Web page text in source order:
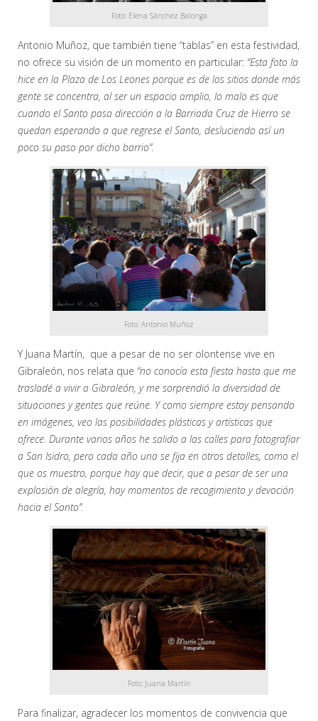
Foto: Elena Sánchez Balonga
Antonio Muñoz, que también tiene “tablas” en esta festividad,
no ofrece su visión de un momento en particular: “Esta foto la
hice en la Plaza de Los Leones porque es de los sitios donde más
gente se concentra, al ser un espacio amplio, lo malo es que
cuando el Santo pasa dirección a la Barriada Cruz de Hierro se
quedan esperando a que regrese el Santo, desluciendo así un
poco su paso por dicho barrio”.
Foto: Antonio Muñoz
Y Juana Martín, que a pesar de no ser olontense vive en
Gibraleón, nos relata que “no conocía esta fiesta hasta que me
trasladé a vivir a Gibraleón, y me sorprendió la diversidad de
situaciones y gentes que reúne. Y como siempre estoy pensando
en imágenes, veo las posibilidades plásticas y artísticas que
ofrece. Durante varios años he salido a las calles para fotografiar
a San Isidro, pero cada año una se fija en otros detalles, como el
que os muestro, porque hay que decir, que a pesar de ser una
explosión de alegría, hay momentos de recogimiento y devoción
hacia el Santo”.
Foto: Juana Martín
Para finalizar, agradecer los momentos de convivencia que